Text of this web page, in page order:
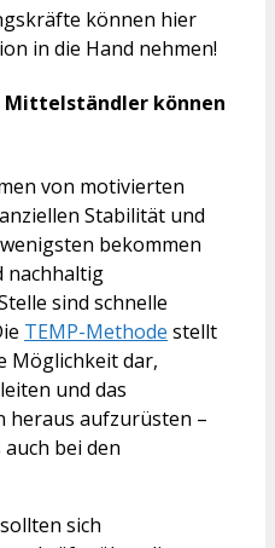
können hier
in die Hand nehmen!
Mittelständler können
von motivierten
Stabilität und
bekommen
nachhaltig
sind schnelle
TEMP-Methode stellt
Möglichkeit dar,
und das
heraus aufzurüsten –
bei den
sich